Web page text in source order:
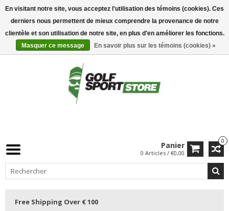
0
Panier
0 Articles / €0,00
Free Shipping Over € 100
En visitant notre site, vous acceptez l'utilisation des témoins (cookies). Ces
derniers nous permettent de mieux comprendre la provenance de notre
clientèle et son utilisation de notre site, en plus d'en améliorer les fonctions.
Masquer ce message
En savoir plus sur les témoins (cookies) »